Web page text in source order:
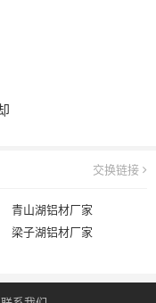
交换链接
青山湖铝材厂家
梁子湖铝材厂家